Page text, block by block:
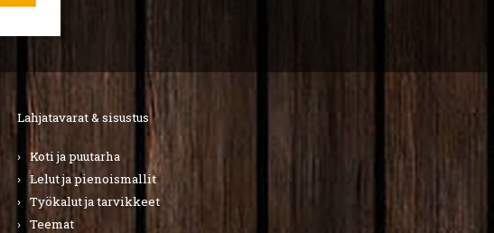
Lahjatavarat & sisustus
Koti ja puutarha
Lelut ja pienoismallit
Työkalut ja tarvikkeet
Teemat